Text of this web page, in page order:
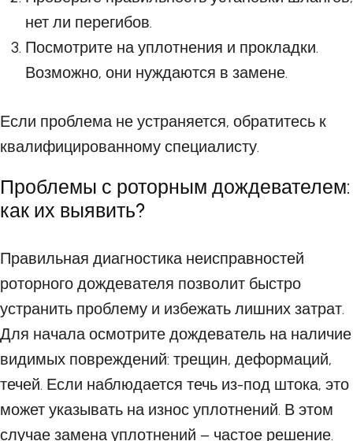
нет ли перегибов.
Посмотрите на уплотнения и прокладки.
Возможно, они нуждаются в замене.
Если проблема не устраняется, обратитесь к
квалифицированному специалисту.
Проблемы с роторным дождевателем:
как их выявить?
Правильная диагностика неисправностей
роторного дождевателя позволит быстро
устранить проблему и избежать лишних затрат.
Для начала осмотрите дождеватель на наличие
видимых повреждений: трещин, деформаций,
течей. Если наблюдается течь из-под штока, это
может указывать на износ уплотнений. В этом
случае замена уплотнений – частое решение.